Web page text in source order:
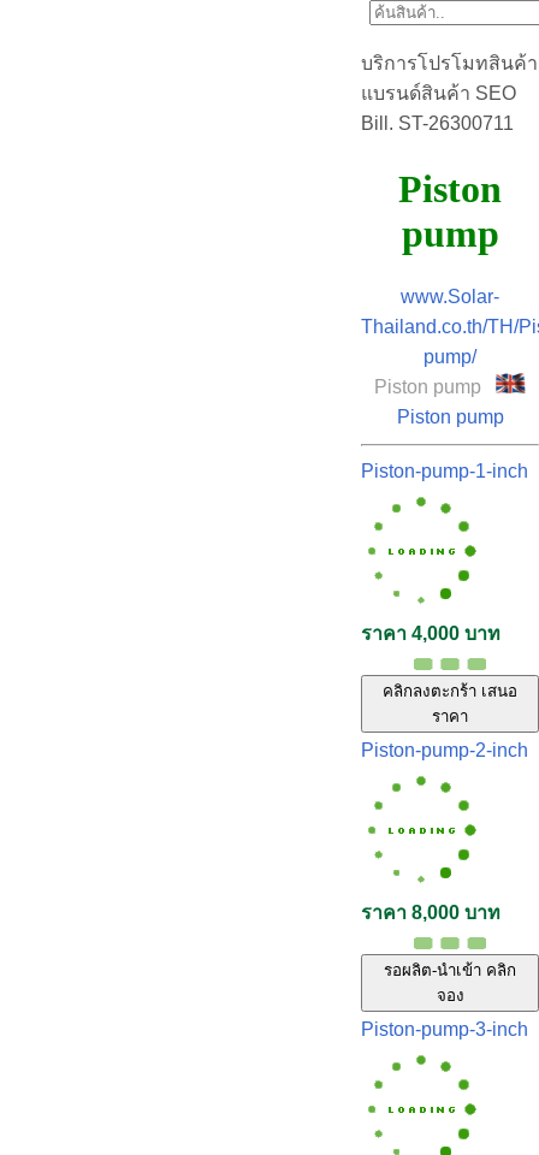
บริการโปรโมทสินค้า
แบรนด์สินค้า SEO
Bill. ST-26300711
Piston
pump
www.Solar-
Thailand.co.th/TH/
pump/
Piston pump
Piston pump
Piston-pump-1-inch
ราคา 4,000 บาท
คลิกลงตะกร้า เสนอ
ราคา
Piston-pump-2-inch
ราคา 8,000 บาท
รอผลิต-นำเข้า คลิก
จอง
Piston-pump-3-inch